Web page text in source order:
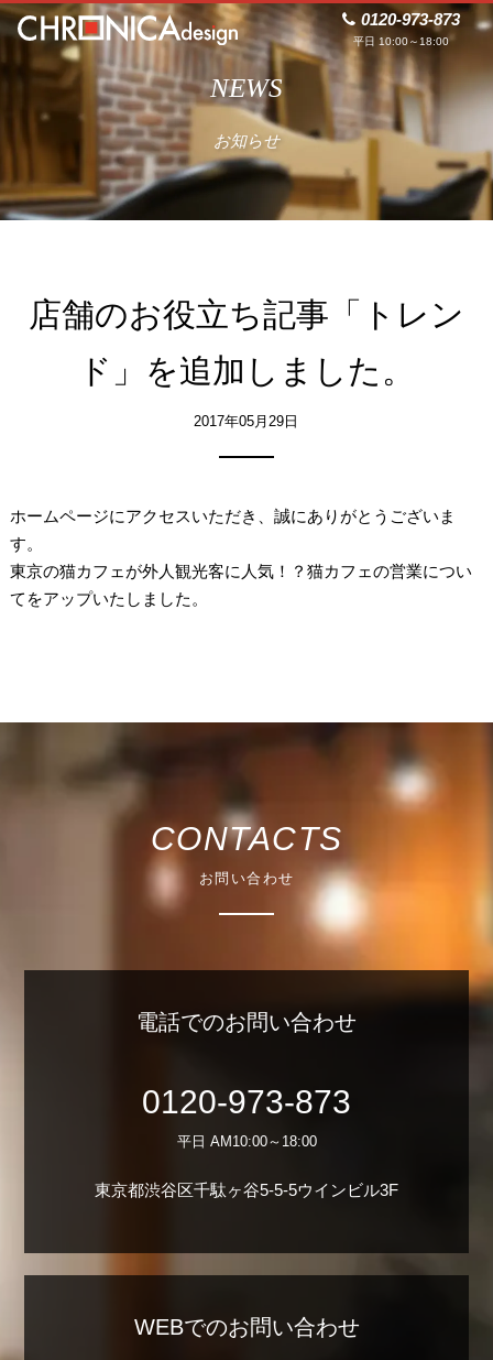
0120-973-873
平日 10:00～18:00
NEWS
お知らせ
店舗のお役立ち記事「トレン
ド」を追加しました。
2017年05月29日
ホームページにアクセスいただき、誠にありがとうございま
す。
東京の猫カフェが外人観光客に人気！？猫カフェの営業につい
てをアップいたしました。
CONTACTS
お問い合わせ
電話でのお問い合わせ
0120-973-873
平日 AM10:00～18:00
東京都渋谷区千駄ヶ谷5-5-5ウインビル3F
WEBでのお問い合わせ